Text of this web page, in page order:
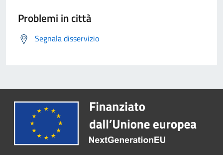
Problemi in città
Segnala disservizio